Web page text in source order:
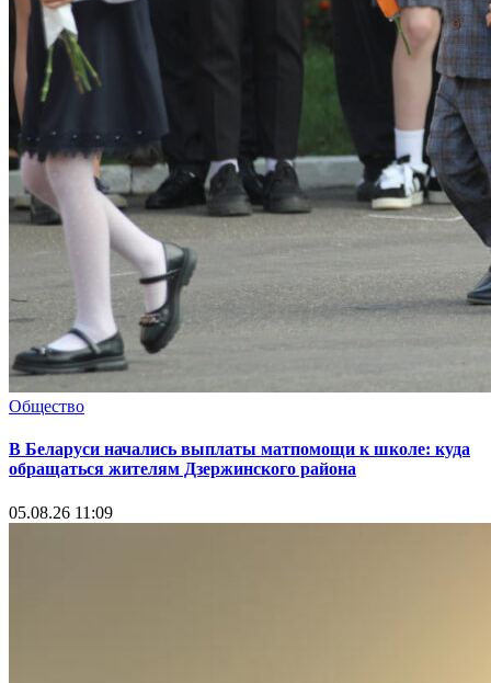
Общество
В Беларуси начались выплаты матпомощи к школе: куда
обращаться жителям Дзержинского района
05.08.26 11:09